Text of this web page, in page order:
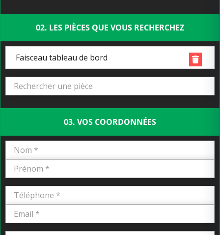
02. LES PIÈCES QUE VOUS RECHERCHEZ
Faisceau tableau de bord
03. VOS COORDONNÉES